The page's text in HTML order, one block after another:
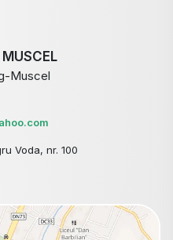
Muscel
Voda, nr. 100